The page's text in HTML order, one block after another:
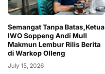
Semangat Tanpa Batas,Ketua
IWO Soppeng Andi Mull
Makmun Lembur Rilis Berita
di Warkop Olleng
July 15, 2026